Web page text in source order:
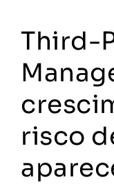
Third-
risco